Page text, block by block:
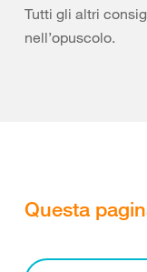
Tutti gli altri
nell’opuscolo.
Questa